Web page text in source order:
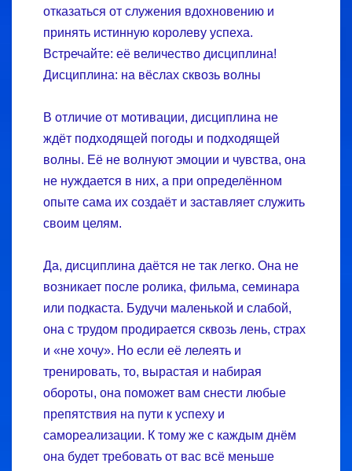
отказаться от служения вдохновению и
принять истинную королеву успеха.
Встречайте: её величество дисциплина!
Дисциплина: на вёслах сквозь волны
В отличие от мотивации, дисциплина не
ждёт подходящей погоды и подходящей
волны. Её не волнуют эмоции и чувства, она
не нуждается в них, а при определённом
опыте сама их создаёт и заставляет служить
своим целям.
Да, дисциплина даётся не так легко. Она не
возникает после ролика, фильма, семинара
или подкаста. Будучи маленькой и слабой,
она с трудом продирается сквозь лень, страх
и «не хочу». Но если её лелеять и
тренировать, то, вырастая и набирая
обороты, она поможет вам снести любые
препятствия на пути к успеху и
самореализации. К тому же с каждым днём
она будет требовать от вас всё меньше